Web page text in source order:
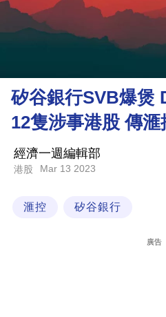
資
樓
理
財
商
業
科
矽谷銀行SVB爆煲
12隻涉事港股 傳滙
經濟一週編輯部
港股 Mar 13 2023
滙控 矽谷銀行
廣告